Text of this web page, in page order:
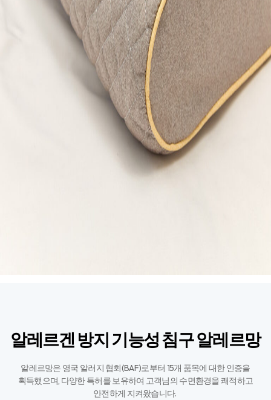
알레르겐 방지 기능성 침구 알레르망
알레르망은 영국 알러지 협회(BAF)로부터 15개 품목에 대한 인증을
획득했으며, 다양한 특허를 보유하여 고객님의 수면환경을 쾌적하고
안전하게 지켜왔습니다. ​